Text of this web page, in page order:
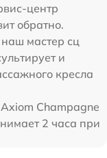
центр
обратно.
мастер сц
и
кресла
Champagne
2 часа при